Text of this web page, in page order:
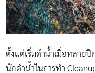
ตั้งแต่เริ่มดำน้ำเมื่อหลาย
นักดำน้ำในการทำ